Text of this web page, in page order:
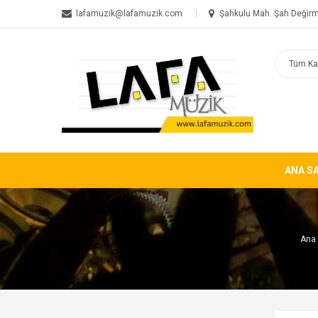
lafamuzik@lafamuzik.com Şahkulu Mah. Şah
ANA
Ana